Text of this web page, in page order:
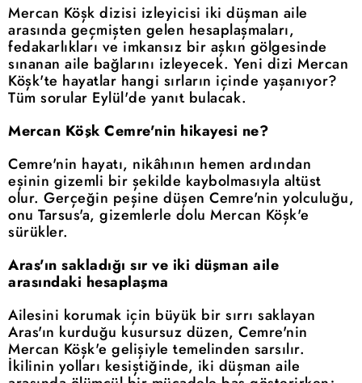
Mercan Köşk dizisi izleyicisi iki düşman aile
arasında geçmişten gelen hesaplaşmaları,
fedakarlıkları ve imkansız bir aşkın gölgesinde
sınanan aile bağlarını izleyecek. Yeni dizi Mercan
Köşk'te hayatlar hangi sırların içinde yaşanıyor?
Tüm sorular Eylül'de yanıt bulacak.
Mercan Köşk Cemre'nin hikayesi ne?
Cemre'nin hayatı, nikâhının hemen ardından
eşinin gizemli bir şekilde kaybolmasıyla altüst
olur. Gerçeğin peşine düşen Cemre'nin yolculuğu,
onu Tarsus'a, gizemlerle dolu Mercan Köşk'e
sürükler.
Aras'ın sakladığı sır ve iki düşman aile
arasındaki hesaplaşma
Ailesini korumak için büyük bir sırrı saklayan
Aras'ın kurduğu kusursuz düzen, Cemre'nin
Mercan Köşk'e gelişiyle temelinden sarsılır.
İkilinin yolları kesiştiğinde, iki düşman aile